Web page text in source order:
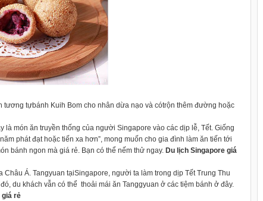
tựbánh Kuih Bom cho nhân dừa nạo và cótrộn thêm đường hoặc
món ăn truyền thống của người Singapore vào các dịp lễ, Tết. Giống
phát đạt hoặc tiến xa hơn”, mong muốn cho gia đình làm ăn tiến tới
bánh ngon mà giá rẻ. Bạn có thể nếm thử ngay. Du lịch Singapore giá
Á. Tangyuan tạiSingapore, người ta làm trong dịp Tết Trung Thu
du khách vẫn có thể thoải mái ăn Tanggyuan ở các tiệm bánh ở đây.
giá rẻ